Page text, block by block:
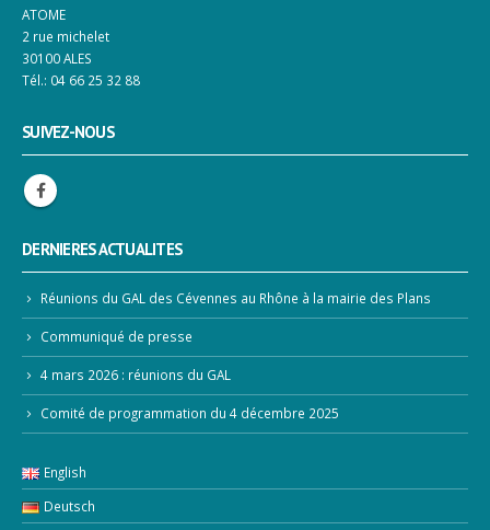
ATOME
2 rue michelet
30100 ALES
Tél.: 04 66 25 32 88
SUIVEZ-NOUS
DERNIERES ACTUALITES
Réunions du GAL des Cévennes au Rhône à la mairie des Plans
Communiqué de presse
4 mars 2026 : réunions du GAL
Comité de programmation du 4 décembre 2025
English
Deutsch